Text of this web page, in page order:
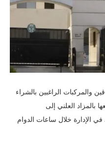
والمركبات الراغبين بالشراء
بالمزاد العلني إلى
الإدارة خلال ساعات الدوام